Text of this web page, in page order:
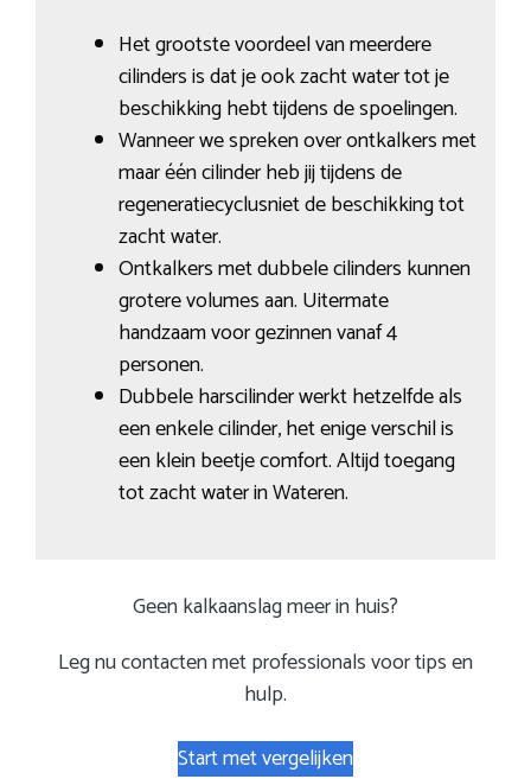
Het grootste voordeel van meerdere
cilinders is dat je ook zacht water tot je
beschikking hebt tijdens de spoelingen.
Wanneer we spreken over ontkalkers met
maar één cilinder heb jij tijdens de
regeneratiecyclusniet de beschikking tot
zacht water.
Ontkalkers met dubbele cilinders kunnen
grotere volumes aan. Uitermate
handzaam voor gezinnen vanaf 4
personen.
Dubbele harscilinder werkt hetzelfde als
een enkele cilinder, het enige verschil is
een klein beetje comfort. Altijd toegang
tot zacht water in Wateren.
Geen kalkaanslag meer in huis?
Leg nu contacten met professionals voor tips en
hulp.
Start met vergelijken